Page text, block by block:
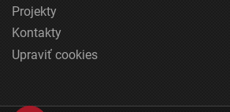
Projekty
Kontakty
Upraviť cookies